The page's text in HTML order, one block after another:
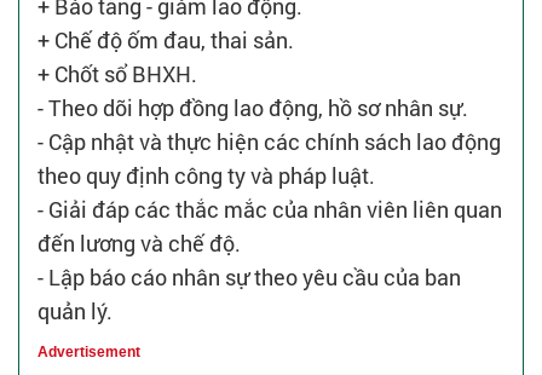
+ Báo tăng - giảm lao động.
+ Chế độ ốm đau, thai sản.
+ Chốt sổ BHXH.
- Theo dõi hợp đồng lao động, hồ sơ nhân sự.
- Cập nhật và thực hiện các chính sách lao động
theo quy định công ty và pháp luật.
- Giải đáp các thắc mắc của nhân viên liên quan
đến lương và chế độ.
- Lập báo cáo nhân sự theo yêu cầu của ban
quản lý.
Advertisement